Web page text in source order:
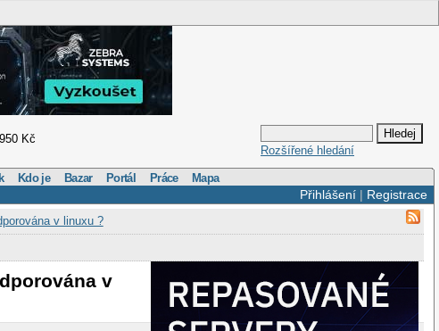
Kč
Rozšířené hledání
Kdo je Bazar Portál Práce Mapa
Přihlášení| Registrace
v linuxu ?
v